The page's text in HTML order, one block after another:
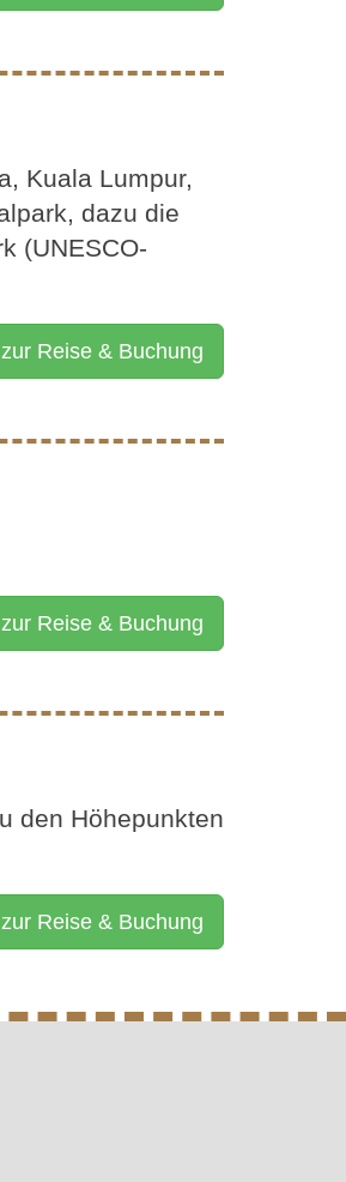
Kuala Lumpur,
dazu die
(UNESCO-
zur Reise & Buchung
zur Reise & Buchung
den Höhepunkten
zur Reise & Buchung